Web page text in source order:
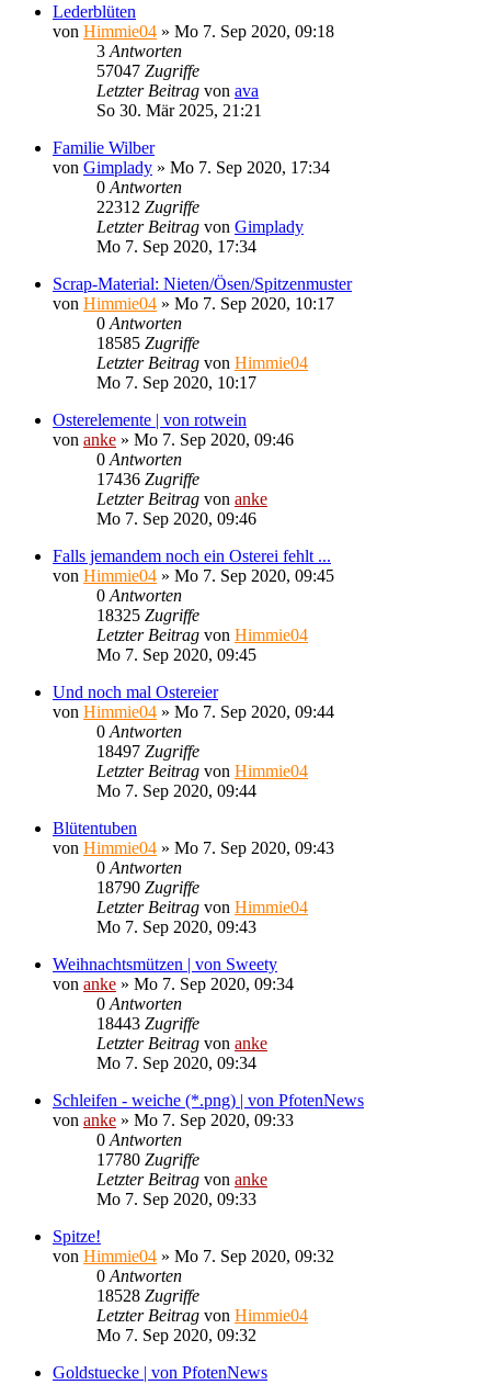
Lederblüten
von Himmie04 » Mo 7. Sep 2020, 09:18
3 Antworten
57047 Zugriffe
Letzter Beitrag von ava
So 30. Mär 2025, 21:21
Familie Wilber
von Gimplady » Mo 7. Sep 2020, 17:34
0 Antworten
22312 Zugriffe
Letzter Beitrag von Gimplady
Mo 7. Sep 2020, 17:34
Scrap-Material: Nieten/Ösen/Spitzenmuster
von Himmie04 » Mo 7. Sep 2020, 10:17
0 Antworten
18585 Zugriffe
Letzter Beitrag von Himmie04
Mo 7. Sep 2020, 10:17
Osterelemente | von rotwein
von anke » Mo 7. Sep 2020, 09:46
0 Antworten
17436 Zugriffe
Letzter Beitrag von anke
Mo 7. Sep 2020, 09:46
Falls jemandem noch ein Osterei fehlt ...
von Himmie04 » Mo 7. Sep 2020, 09:45
0 Antworten
18325 Zugriffe
Letzter Beitrag von Himmie04
Mo 7. Sep 2020, 09:45
Und noch mal Ostereier
von Himmie04 » Mo 7. Sep 2020, 09:44
0 Antworten
18497 Zugriffe
Letzter Beitrag von Himmie04
Mo 7. Sep 2020, 09:44
Blütentuben
von Himmie04 » Mo 7. Sep 2020, 09:43
0 Antworten
18790 Zugriffe
Letzter Beitrag von Himmie04
Mo 7. Sep 2020, 09:43
Weihnachtsmützen | von Sweety
von anke » Mo 7. Sep 2020, 09:34
0 Antworten
18443 Zugriffe
Letzter Beitrag von anke
Mo 7. Sep 2020, 09:34
Schleifen - weiche (*.png) | von PfotenNews
von anke » Mo 7. Sep 2020, 09:33
0 Antworten
17780 Zugriffe
Letzter Beitrag von anke
Mo 7. Sep 2020, 09:33
Spitze!
von Himmie04 » Mo 7. Sep 2020, 09:32
0 Antworten
18528 Zugriffe
Letzter Beitrag von Himmie04
Mo 7. Sep 2020, 09:32
Goldstuecke | von PfotenNews